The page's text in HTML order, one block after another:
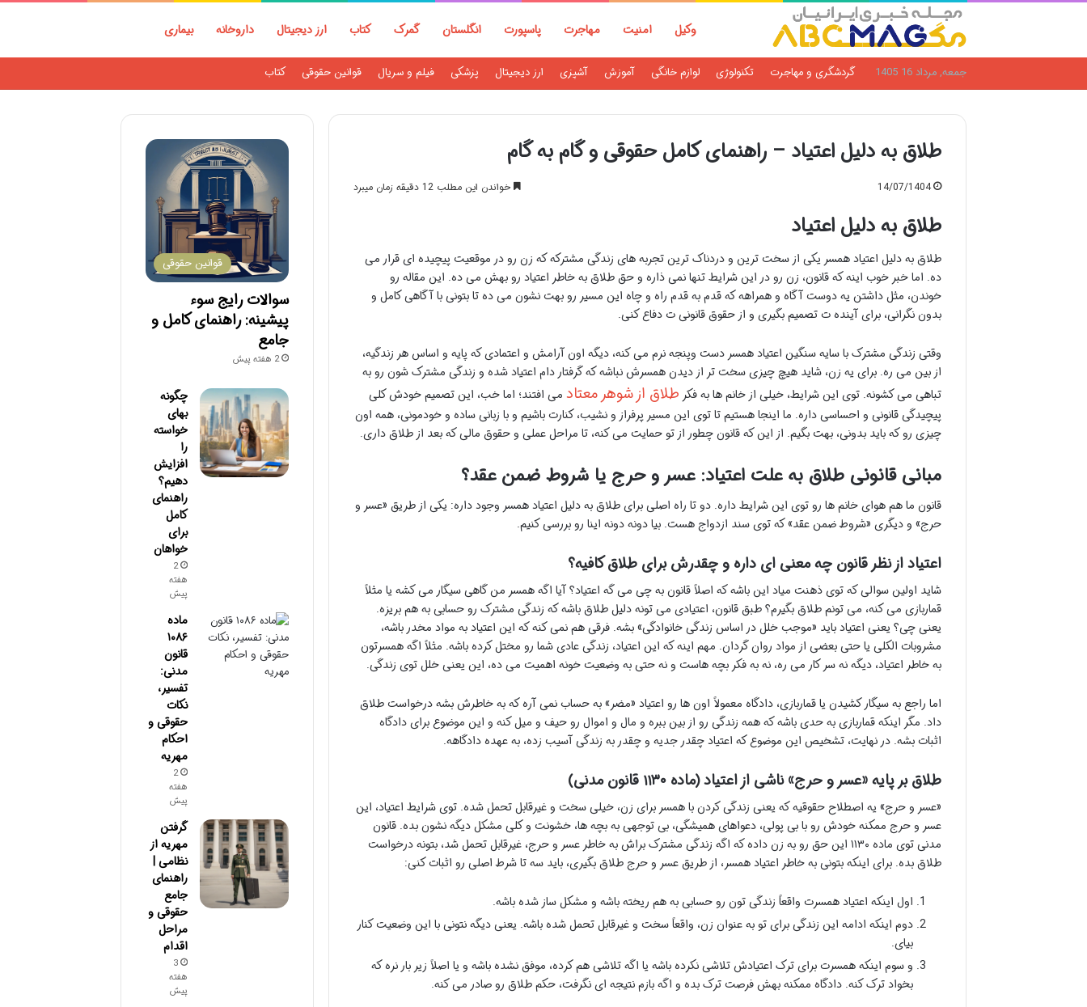
وکیل امنیت مهاجرت پاسپورت انگلستان گمرک کتاب ارز دیجیتال داروخانه بیماری
جمعه, مرداد 16 1405 گردشگری و مهاجرت تکنولوژی لوازم خانگی آموزش آشپزی ارز دیجیتال پزشکی فیلم و سریال قوانین حقوقی کتاب
طلاق به دلیل اعتیاد – راهنمای کامل حقوقی و گام به گام
14/07/1404 خواندن این مطلب 12 دقیقه زمان میبرد
طلاق به دلیل اعتیاد
طلاق به دلیل اعتیاد همسر یکی از سخت ترین و دردناک ترین تجربه های زندگی مشترکه که زن رو در موقعیت پیچیده ای قرار می
ده. اما خبر خوب اینه که قانون، زن رو در این شرایط تنها نمی ذاره و حق طلاق به خاطر اعتیاد رو بهش می ده. این مقاله رو
خوندن، مثل داشتن یه دوست آگاه و همراهه که قدم به قدم راه و چاه این مسیر رو بهت نشون می ده تا بتونی با آگاهی کامل و
بدون نگرانی، برای آینده ت تصمیم بگیری و از حقوق قانونی ت دفاع کنی.
وقتی زندگی مشترک با سایه سنگین اعتیاد همسر دست وپنجه نرم می کنه، دیگه اون آرامش و اعتمادی که پایه و اساس هر زندگیه،
از بین می ره. برای یه زن، شاید هیچ چیزی سخت تر از دیدن همسرش نباشه که گرفتار دام اعتیاد شده و زندگی مشترک شون رو به
تباهی می کشونه. توی این شرایط، خیلی از خانم ها به فکر طلاق از شوهر معتاد می افتند؛ اما خب، این تصمیم خودش کلی
پیچیدگی قانونی و احساسی داره. ما اینجا هستیم تا توی این مسیر پرفراز و نشیب، کنارت باشیم و با زبانی ساده و خودمونی، همه اون
چیزی رو که باید بدونی، بهت بگیم. از این که قانون چطور از تو حمایت می کنه، تا مراحل عملی و حقوق مالی که بعد از طلاق داری.
مبانی قانونی طلاق به علت اعتیاد: عسر و حرج یا شروط ضمن عقد؟
قانون ما هم هوای خانم ها رو توی این شرایط داره. دو تا راه اصلی برای طلاق به دلیل اعتیاد همسر وجود داره: یکی از طریق «عسر و
حرج» و دیگری «شروط ضمن عقد» که توی سند ازدواج هست. بیا دونه دونه اینا رو بررسی کنیم.
اعتیاد از نظر قانون چه معنی ای داره و چقدرش برای طلاق کافیه؟
شاید اولین سوالی که توی ذهنت میاد این باشه که اصلاً قانون به چی می گه اعتیاد؟ آیا اگه همسر من گاهی سیگار می کشه یا مثلاً
قماربازی می کنه، می تونم طلاق بگیرم؟ طبق قانون، اعتیادی می تونه دلیل طلاق باشه که زندگی مشترک رو حسابی به هم بریزه.
یعنی چی؟ یعنی اعتیاد باید «موجب خلل در اساس زندگی خانوادگی» بشه. فرقی هم نمی کنه که این اعتیاد به مواد مخدر باشه،
مشروبات الکلی یا حتی بعضی از مواد روان گردان. مهم اینه که این اعتیاد، زندگی عادی شما رو مختل کرده باشه. مثلاً اگه همسرتون
به خاطر اعتیاد، دیگه نه سر کار می ره، نه به فکر بچه هاست و نه حتی به وضعیت خونه اهمیت می ده، این یعنی خلل توی زندگی.
اما راجع به سیگار کشیدن یا قماربازی، دادگاه معمولاً اون ها رو اعتیاد «مضر» به حساب نمی آره که به خاطرش بشه درخواست طلاق
داد. مگر اینکه قماربازی به حدی باشه که همه زندگی رو از بین ببره و مال و اموال رو حیف و میل کنه و این موضوع برای دادگاه
اثبات بشه. در نهایت، تشخیص این موضوع که اعتیاد چقدر جدیه و چقدر به زندگی آسیب زده، به عهده دادگاهه.
طلاق بر پایه «عسر و حرج» ناشی از اعتیاد (ماده ۱۱۳۰ قانون مدنی)
«عسر و حرج» یه اصطلاح حقوقیه که یعنی زندگی کردن با همسر برای زن، خیلی سخت و غیرقابل تحمل شده. توی شرایط اعتیاد، این
عسر و حرج ممکنه خودش رو با بی پولی، دعواهای همیشگی، بی توجهی به بچه ها، خشونت و کلی مشکل دیگه نشون بده. قانون
مدنی توی ماده ۱۱۳۰ این حق رو به زن داده که اگه زندگی مشترک براش به خاطر عسر و حرج، غیرقابل تحمل شد، بتونه درخواست
طلاق بده. برای اینکه بتونی به خاطر اعتیاد همسر، از طریق عسر و حرج طلاق بگیری، باید سه تا شرط اصلی رو اثبات کنی:
اول اینکه اعتیاد همسرت واقعاً زندگی تون رو حسابی به هم ریخته باشه و مشکل ساز شده باشه.
دوم اینکه ادامه این زندگی برای تو به عنوان زن، واقعاً سخت و غیرقابل تحمل شده باشه. یعنی دیگه نتونی با این وضعیت کنار
بیای.
و سوم اینکه همسرت برای ترک اعتیادش تلاشی نکرده باشه یا اگه تلاشی هم کرده، موفق نشده باشه و یا اصلاً زیر بار نره که
بخواد ترک کنه. دادگاه ممکنه بهش فرصت ترک بده و اگه بازم نتیجه ای نگرفت، حکم طلاق رو صادر می کنه.
قوانین حقوقی
سوالات رایج سوء
پیشینه: راهنمای کامل و
جامع
2 هفته پیش
چگونه
بهای
خواسته
را
افزایش
دهیم؟
راهنمای
کامل
برای
خواهان
2
هفته
پیش
ماده
۱۰۸۶
قانون
مدنی:
تفسیر،
نکات
حقوقی و
احکام
مهریه
2
هفته
پیش
گرفتن
مهریه از
نظامی |
راهنمای
جامع
حقوقی و
مراحل
اقدام
3
هفته
پیش